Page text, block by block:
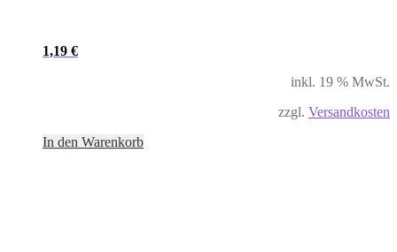
1,19 €
inkl. 19 % MwSt.
zzgl. Versandkosten
In den Warenkorb